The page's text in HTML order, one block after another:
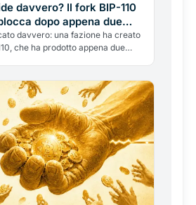
davvero? Il fork BIP-110
dopo appena due
davvero: una fazione ha creato
che ha prodotto appena due
per tutti?